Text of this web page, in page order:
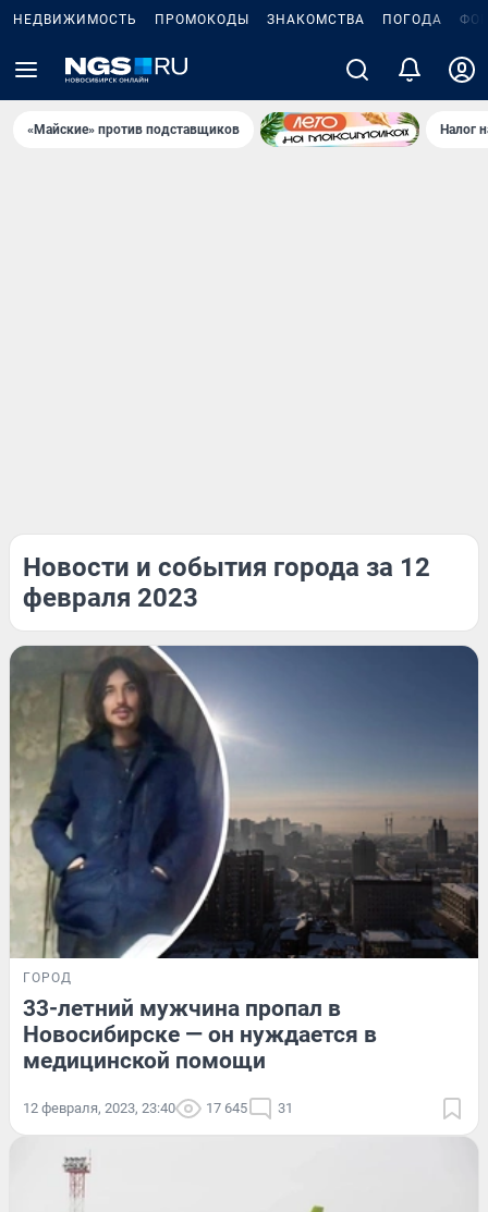
НЕДВИЖИМОСТЬ ПРОМОКОДЫ ЗНАКОМСТВА ПОГОДА
«Майские» против подставщиков Налог
Новости и события города за 12
февраля 2023
ГОРОД
33-летний мужчина пропал в
Новосибирске — он нуждается в
медицинской помощи
12 февраля, 2023, 23:40 17 645 31